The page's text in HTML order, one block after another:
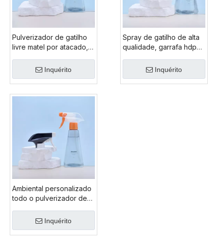
Pulverizador de gatilho
livre matel por atacado,
de 28mm, pulverizador
de gatilho preto,
pulverizador de gatilho
de espuma
Inquérito
Spray de gatilho de alta
qualidade, garrafa hdpe,
natural de plástico, cor
Inquérito
Ambiental personalizado
todo o pulverizador de
transparente,
pulverizador de espuma
de gatilho livre matel
Inquérito